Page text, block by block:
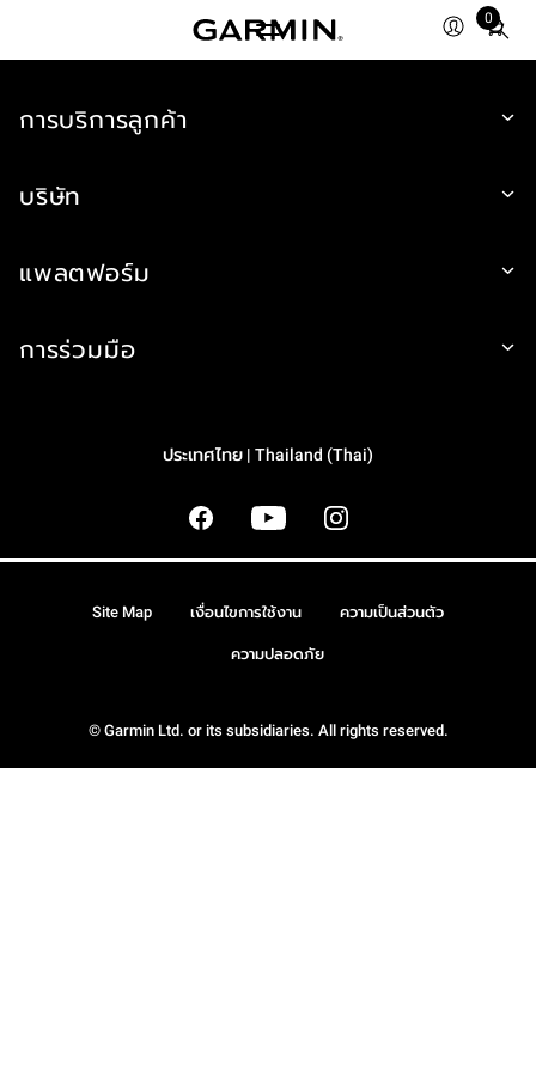
0
Total
การบริการลูกค้า
บริษัท
แพลตฟอร์ม
การร่วมมือ
ประเทศไทย | Thailand (Thai)
© Garmin Ltd. or its subsidiaries. All rights reserved.
Site Map เงื่อนไขการใช้งาน ความเป็นส่วนตัว
ความปลอดภัย